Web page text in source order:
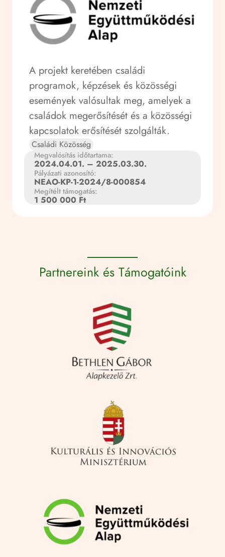
A projekt keretében családi
programok, képzések és közösségi
események valósultak meg, amelyek a
családok megerősítését és a közösségi
kapcsolatok erősítését szolgálták.
Családi Közösség
Megvalósítás időtartama:
2024.04.01. – 2025.03.30.
Pályázati azonosító:
NEAO-KP-1-2024/8-000854
Megítélt támogatás:
1 500 000 Ft
Partnereink és Támogatóink